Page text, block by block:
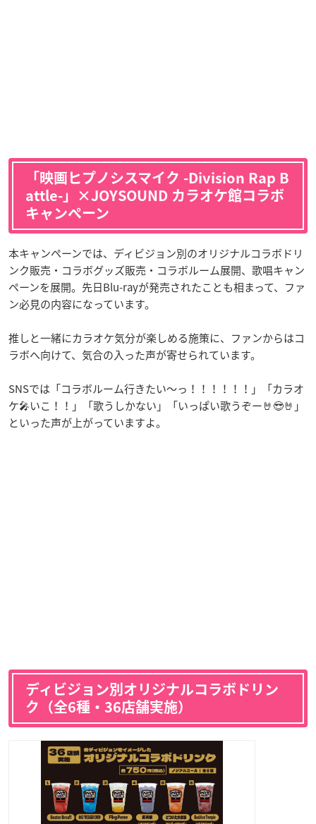
「映画ヒプノシスマイク -Division Rap B
attle-」×JOYSOUND カラオケ館コラボ
キャンペーン
本キャンペーンでは、ディビジョン別のオリジナルコラボドリ
ンク販売・コラボグッズ販売・コラボルーム展開、歌唱キャン
ペーンを展開。先日Blu-rayが発売されたことも相まって、ファ
ン必見の内容になっています。
推しと一緒にカラオケ気分が楽しめる施策に、ファンからはコ
ラボへ向けて、気合の入った声が寄せられています。
SNSでは「コラボルーム行きたい〜っ！！！！！！」「カラオ
ケ🎤いこ！！」「歌うしかない」「いっぱい歌うぞー🤘😎🤘」
といった声が上がっていますよ。
ディビジョン別オリジナルコラボドリン
ク（全6種・36店舗実施）